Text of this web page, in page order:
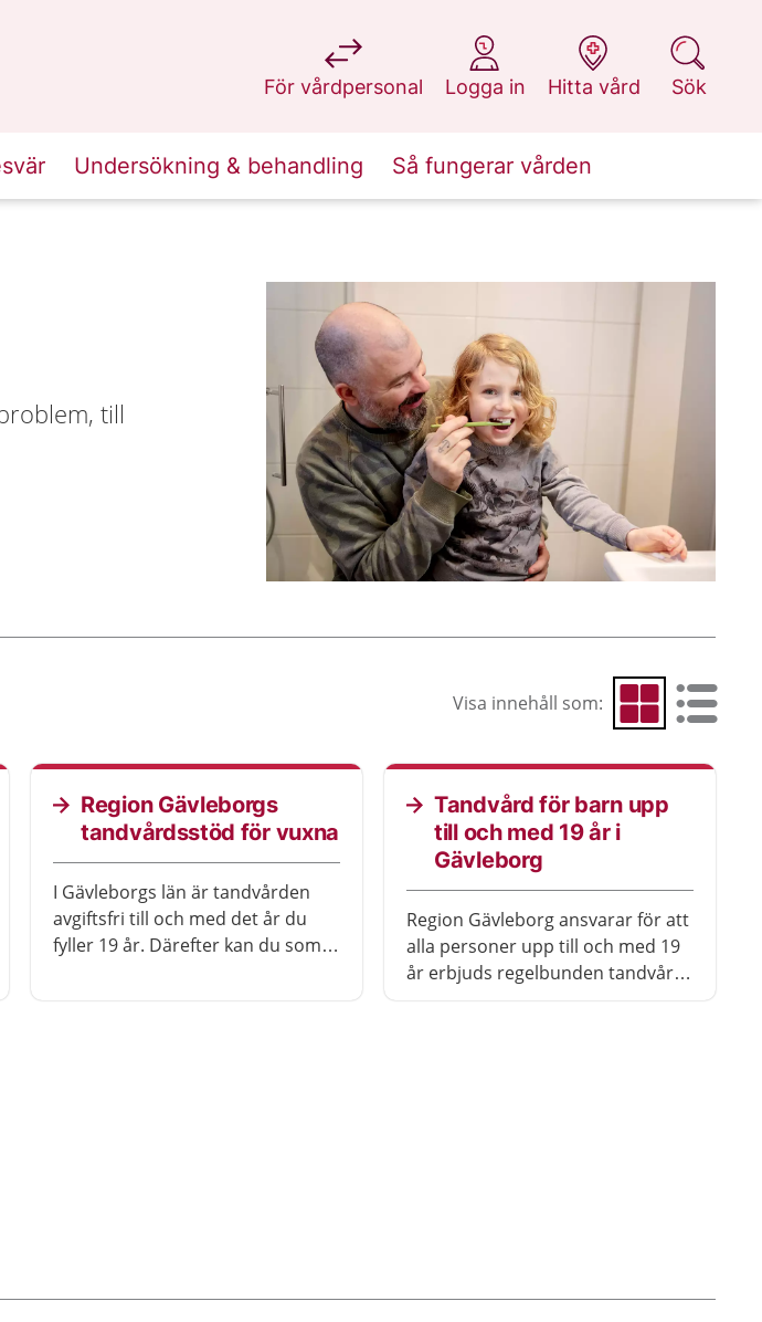
För vårdpersonal
på 1177.se
Logga in
på 1177.se
Hitta vård
på 1177.se
Sök
på 1177.se
Undersökning & behandling Så fungerar vården
till
Visa innehåll som: Visa som rutnät
Visa som
Region Gävleborgs
tandvårdsstöd för vuxna
I Gävleborgs län är tandvården
avgiftsfri till och med det år du
fyller 19 år. Därefter kan du som
Tandvård för barn upp
till och med 19 år i
Gävleborg
Region Gävleborg ansvarar för att
alla personer upp till och med 19
år erbjuds regelbunden tandvård.